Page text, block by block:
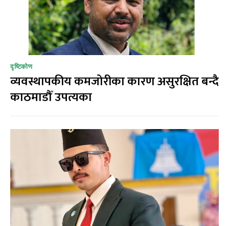
दृष्टिकोण
व्यवस्थापकीय कमजोरीका कारण असुरक्षित बन्दै
काठमाडौँ उपत्यका